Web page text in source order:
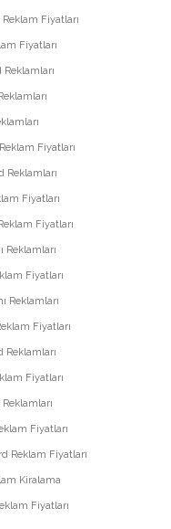
Fiyatları
Fiyatları
Fiyatları
Reklamları
Fiyatları
Fiyatları
Reklamları
Fiyatları
Reklamları
Fiyatları
Reklamları
Fiyatları
Fiyatları
Reklam Fiyatları
Kiralama
Fiyatları